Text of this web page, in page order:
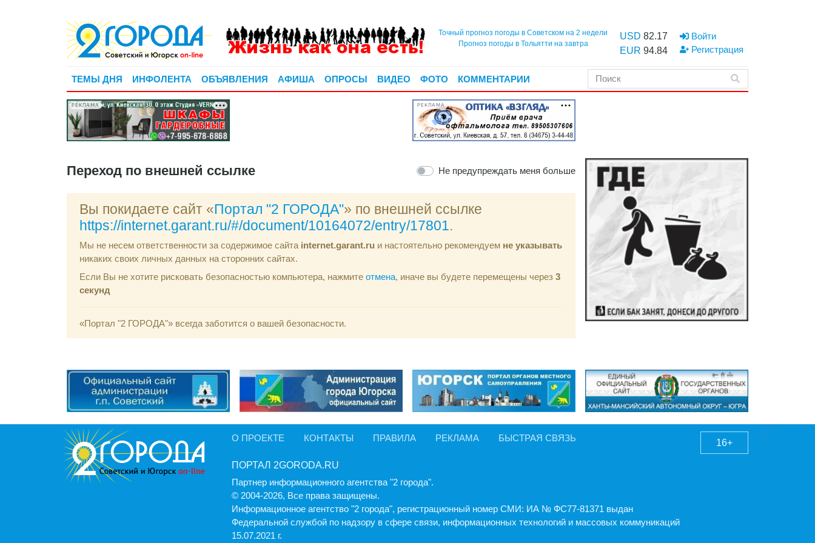
Точный прогноз погоды в Советском на 2 недели
Прогноз погоды в Тольятти на завтра
USD 82.17
EUR 94.84
Войти
Регистрация
ТЕМЫ ДНЯ ИНФОЛЕНТА ОБЪЯВЛЕНИЯ АФИША ОПРОСЫ ВИДЕО ФОТО КОММЕНТАРИИ
РЕКЛАМА РЕКЛАМА
Переход по внешней ссылке Не предупреждать меня больше
Вы покидаете сайт « Портал "2 ГОРОДА"» по внешней ссылке
https://internet.garant.ru/#/document/10164072/entry/17801.
Мы не несем ответственности за содержимое сайта internet.garant.ru и настоятельно рекомендуем не указывать
никаких своих личных данных на сторонних сайтах.
Если Вы не хотите рисковать безопасностью компьютера, нажмите отмена, иначе вы будете перемещены через 3
секунд
«Портал "2 ГОРОДА"» всегда заботится о вашей безопасности.
О ПРОЕКТЕ КОНТАКТЫ ПРАВИЛА РЕКЛАМА БЫСТРАЯ СВЯЗЬ
ПОРТАЛ 2GORODA.RU
Партнер информационного агентства "2 города".
© 2004-2026, Все права защищены.
Информационное агентство "2 города", регистрационный номер СМИ: ИА № ФС77-81371 выдан
Федеральной службой по надзору в сфере связи, информационных технологий и массовых коммуникаций
15.07.2021 г.
16+